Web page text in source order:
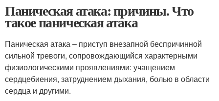
Паническая атака: причины. Что
такое паническая атака
Паническая атака – приступ внезапной беспричинной
сильной тревоги, сопровождающийся характерными
физиологическими проявлениями: учащением
сердцебиения, затруднением дыхания, болью в области
сердца и другими.